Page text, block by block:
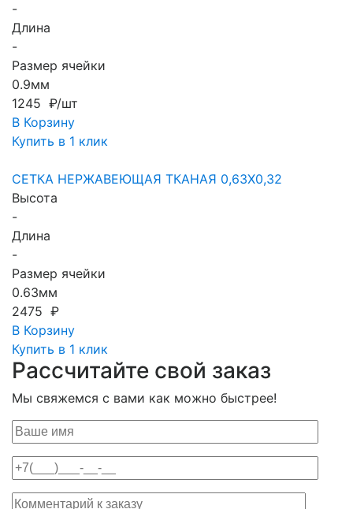
-
Длина
-
Размер ячейки
0.9мм
1245 ₽/шт
В Корзину
Купить в 1 клик
СЕТКА НЕРЖАВЕЮЩАЯ ТКАНАЯ 0,63X0,32
Высота
-
Длина
-
Размер ячейки
0.63мм
2475 ₽
В Корзину
Купить в 1 клик
Рассчитайте свой заказ
Мы свяжемся с вами как можно быстрее!